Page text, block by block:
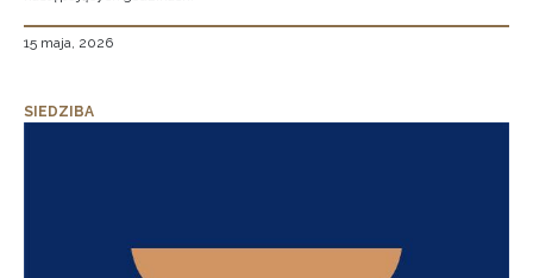
15 maja, 2026
SIEDZIBA